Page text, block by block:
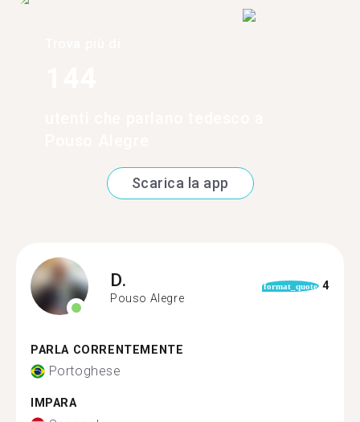
Scarica la app
D.
Pouso Alegre
format_quote 4
PARLA CORRENTEMENTE
Portoghese
IMPARA